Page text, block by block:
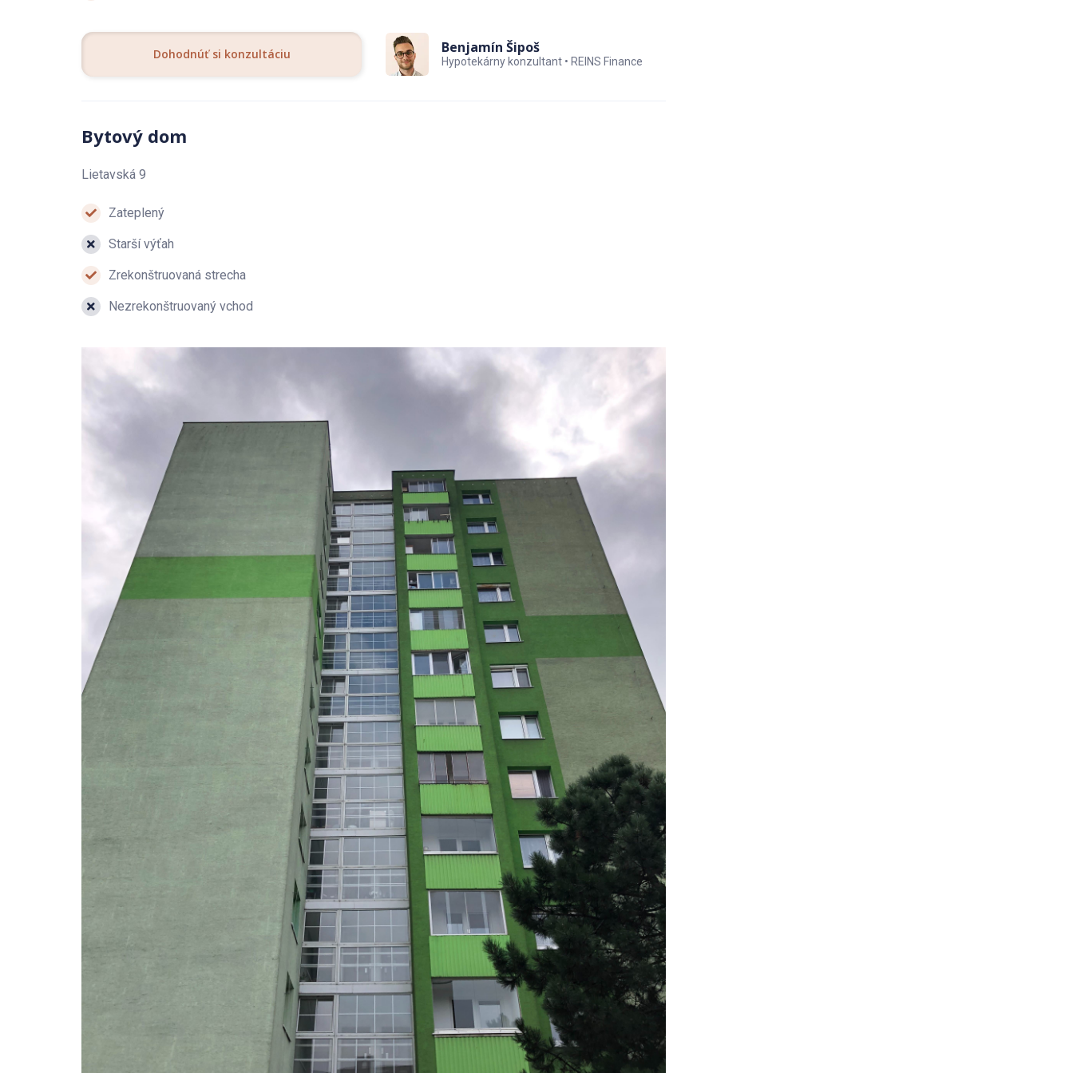
Dohodnúť si konzultáciu Benjamín Šipoš
Hypotekárny konzultant • REINS Finance
Bytový dom
Lietavská 9
Zateplený
Starší výťah
Zrekonštruovaná strecha
Nezrekonštruovaný vchod